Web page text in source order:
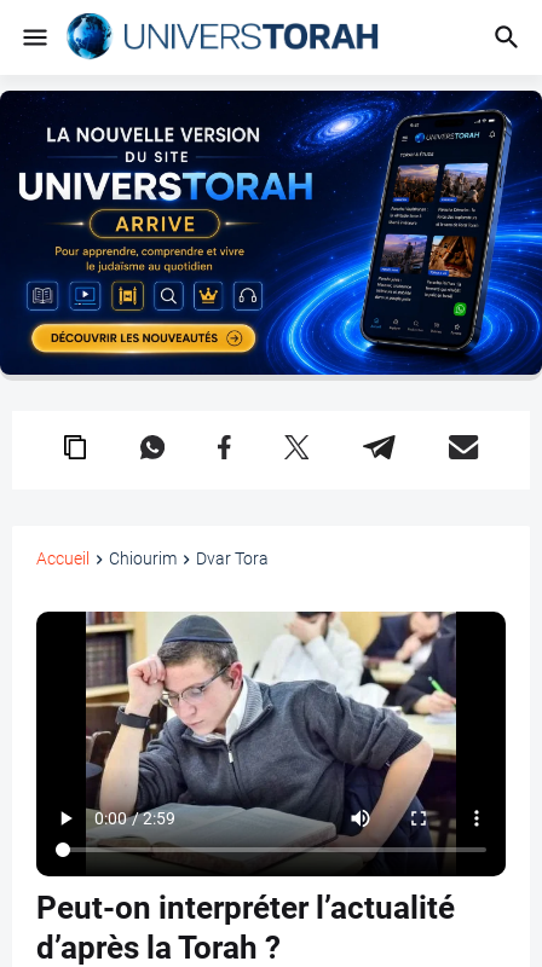
Accueil Chiourim Dvar Tora
Peut-on interpréter l’actualité
d’après la Torah ?